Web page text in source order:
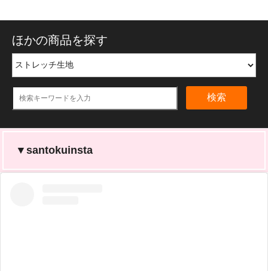
ほかの商品を探す
検索
▼santokuinsta